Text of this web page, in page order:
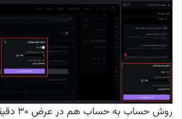
روش حساب به حساب هم در عرض ۳۰ دقیقه انجام می‌شود.